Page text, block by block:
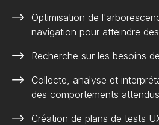
Optimisation de
navigation pour atteindre
Recherche sur les besoins
Collecte, analyse et
des comportements attendus
Création de plans de tests